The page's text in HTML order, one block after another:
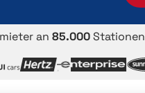
an 85.000Stationen